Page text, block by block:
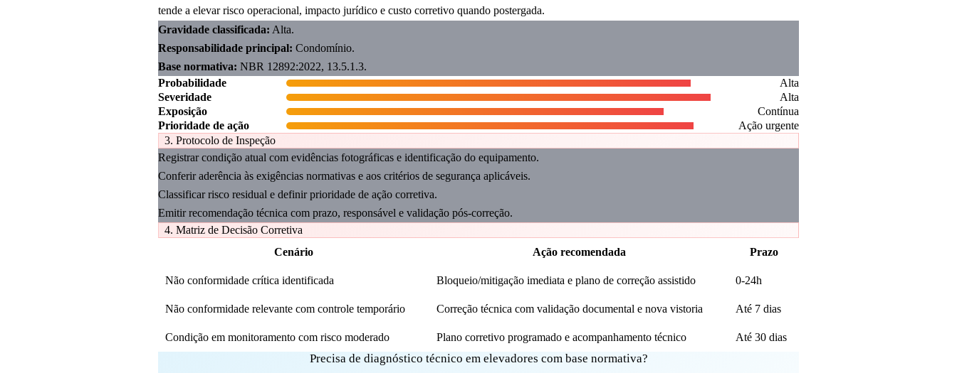
tende a elevar risco operacional, impacto jurídico e custo corretivo quando postergada.
Gravidade classificada: Alta.
Responsabilidade principal: Condomínio.
Base normativa: NBR 12892:2022, 13.5.1.3.
Probabilidade
Alta
Severidade
Alta
Exposição
Contínua
Prioridade de ação
Ação urgente
3. Protocolo de Inspeção
Registrar condição atual com evidências fotográficas e identificação do equipamento.
Conferir aderência às exigências normativas e aos critérios de segurança aplicáveis.
Classificar risco residual e definir prioridade de ação corretiva.
Emitir recomendação técnica com prazo, responsável e validação pós-correção.
4. Matriz de Decisão Corretiva
Cenário
Ação recomendada Prazo
Não conformidade crítica identificada Bloqueio/mitigação imediata e plano de correção assistido 0-24h
Não conformidade relevante com controle temporário Correção técnica com validação documental e nova vistoria Até 7 dias
Condição em monitoramento com risco moderado Plano corretivo programado e acompanhamento técnico
Até 30 dias
Precisa de diagnóstico técnico em elevadores com base normativa?